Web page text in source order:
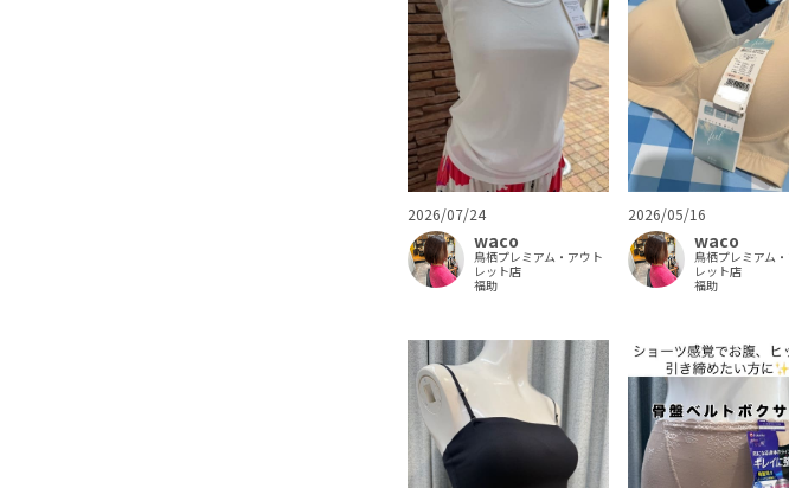
2026/07/24
waco
鳥栖プレミアム・アウト
レット店
福助
2026/05/16
waco
鳥栖プレミアム
レット店
福助